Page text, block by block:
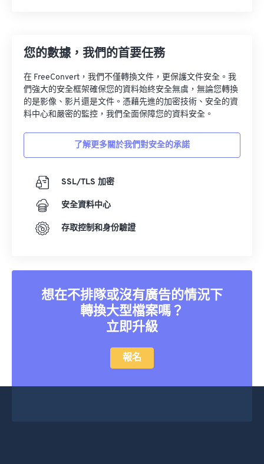
您的數據，我們的首要任務
在 FreeConvert，我們不僅轉換文件，更保護文件安全。我
們強大的安全框架確保您的資料始終安全無虞，無論您轉換
的是影像、影片還是文件。憑藉先進的加密技術、安全的資
料中心和嚴密的監控，我們全面保障您的資料安全。
了解更多關於我們對安全的承諾
SSL/TLS 加密
安全資料中心
存取控制和身份驗證
想在不排隊或沒有廣告的情況下
轉換大型檔案嗎？
立即升級
報名